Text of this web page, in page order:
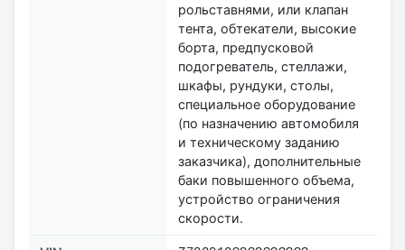
рольставнями, или клапан
тента, обтекатели, высокие
борта, предпусковой
подогреватель, стеллажи,
шкафы, рундуки, столы,
специальное оборудование
(по назначению автомобиля
и техническому заданию
заказчика), дополнительные
баки повышенного объема,
устройство ограничения
скорости.